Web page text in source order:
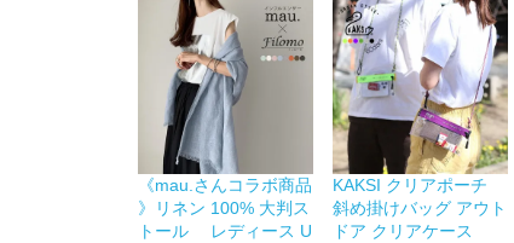
《mau.さんコラボ商品
》リネン 100% 大判ス
トール レディース U
KAKSI クリアポーチ
斜め掛けバッグ アウト
ドア クリアケース